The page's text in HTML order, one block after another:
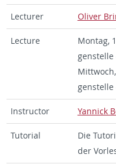
Lec­tu­rer Oli­ver
Lec­tu­re
Mon­tag,
gen­stel­le
gen­stel­le
In­struc­tor Yan­nick
Tu­to­ri­al
Die
der